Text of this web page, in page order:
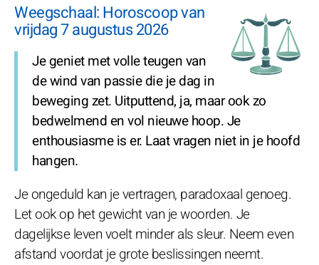
Weegschaal: Horoscoop van
vrijdag 7 augustus 2026
Je geniet met volle teugen van
de wind van passie die je dag in
beweging zet. Uitputtend, ja, maar ook zo
bedwelmend en vol nieuwe hoop. Je
enthousiasme is er. Laat vragen niet in je hoofd
hangen.
Je ongeduld kan je vertragen, paradoxaal genoeg.
Let ook op het gewicht van je woorden. Je
dagelijkse leven voelt minder als sleur. Neem even
afstand voordat je grote beslissingen neemt.